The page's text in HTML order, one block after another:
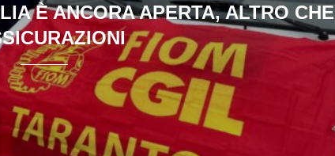
È ANCORA APERTA, ALTRO CHE